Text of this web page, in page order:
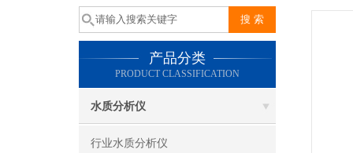
产品分类
PRODUCT CLASSIFICATION
水质分析仪
行业水质分析仪